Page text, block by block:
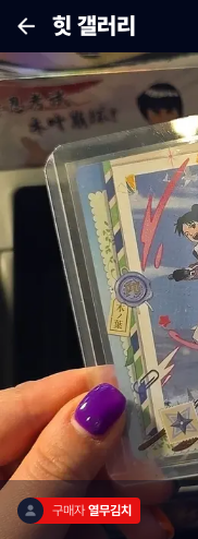
힛 갤러리
구매자 열무김치